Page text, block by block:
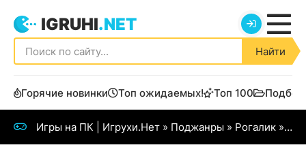
IGRUHI.NET
Найти
Горячие новинки Топ ожидаемых! Топ 100
Игры на ПК | Игрухи.Нет » Поджанры » Рогалик » Helskate